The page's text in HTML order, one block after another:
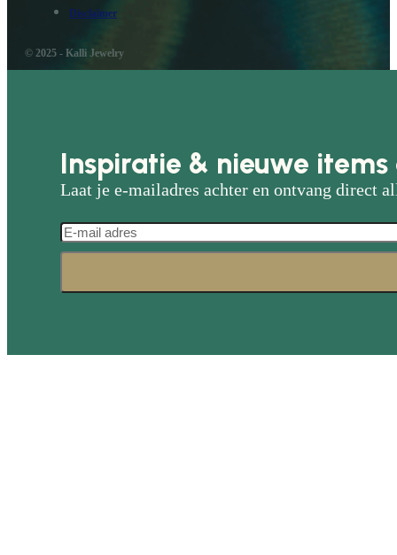
Disclaimer
© 2025 - Kalli Jewelry
Inspiratie & nieuwe
Laat je e-mailadres achter en ontvang direct